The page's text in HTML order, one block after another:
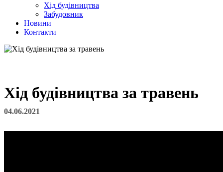
Хід будівництва
Забудовник
Новини
Контакти
Хід будівництва за травень
04.06.2021